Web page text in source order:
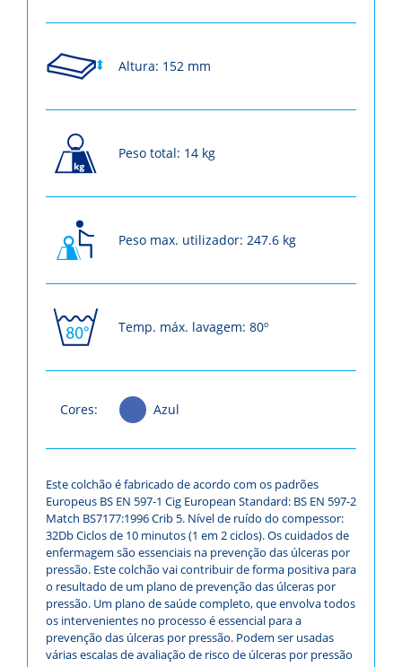
Altura: 152 mm
Peso total: 14 kg
Peso max. utilizador: 247.6 kg
Temp. máx. lavagem: 80º
Cores: Azul
Este colchão é fabricado de acordo com os padrões
Europeus BS EN 597-1 Cig European Standard: BS EN 597-2
Match BS7177:1996 Crib 5. Nível de ruído do compessor:
32Db Ciclos de 10 minutos (1 em 2 ciclos). Os cuidados de
enfermagem são essenciais na prevenção das úlceras por
pressão. Este colchão vai contribuir de forma positiva para
o resultado de um plano de prevenção das úlceras por
pressão. Um plano de saúde completo, que envolva todos
os intervenientes no processo é essencial para a
prevenção das úlceras por pressão. Podem ser usadas
várias escalas de avaliação de risco de úlceras por pressão